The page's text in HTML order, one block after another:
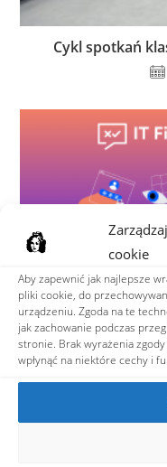
cookie
Aby zapewnić jak najlepsze
pliki cookie, do
urządzeniu. Zgoda na te
jak zachowanie podczas
stronie. Brak wyrażenia
wpłynąć na niektóre cechy i
Cykl spotkań
Nasza
40